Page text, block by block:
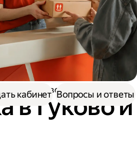
В Гуково
в Гуково и
кабинет Вопросы и ответы